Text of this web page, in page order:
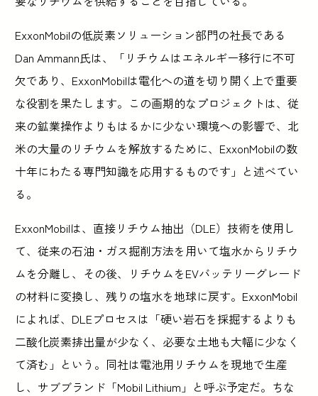
ExxonMobilの低炭素ソリューション部門の社長である
Dan Ammann氏は、「リチウムはエネルギー移行に不可
欠であり、ExxonMobilは電化への道を切り開く上で重要
な役割を果たします。この画期的なプロジェクトは、従
来の鉱業操作よりもはるかに少ない環境への影響で、北
米の大量のリチウムを解放するために、ExxonMobilの数
十年にわたる専門知識を応用するものです」と述べてい
る。
ExxonMobilは、直接リチウム抽出（DLE）技術を使用し
て、従来の石油・ガス掘削方法を用いて塩水からリチウ
ムを分離し、その後、リチウムをEVバッテリーグレード
の材料に変換し、残りの塩水を地球に戻す。ExxonMobil
によれば、DLEプロセスは「硬い岩石を採掘するよりも
二酸化炭素排出量が少なく、必要な土地も大幅に少なく
て済む」という。同社は電池用リチウムを現地で生産
し、サブブランド「Mobil Lithium」と呼ぶ予定だ。ちな